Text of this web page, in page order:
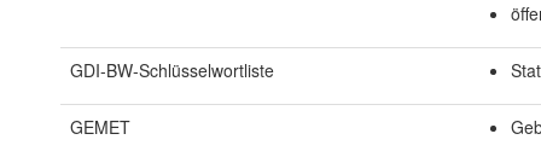
GDI-BW-Schlüsselwortliste
GEMET